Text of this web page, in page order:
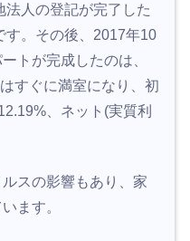
法人の登記が完了した
す。その後、2017年10
トが完成したのは、
すぐに満室になり、初
、ネット(実質利
スの影響もあり、家
ます。